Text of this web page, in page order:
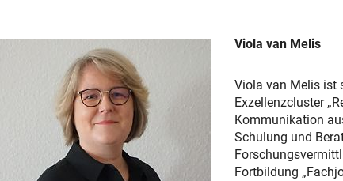
Viola van Melis
Viola van Melis ist
Exzellenzcluster
Kommunikation
Schulung und
Fortbildung